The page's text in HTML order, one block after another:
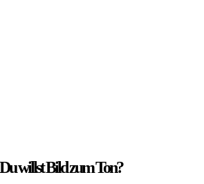
Du willst Bild zum Ton?